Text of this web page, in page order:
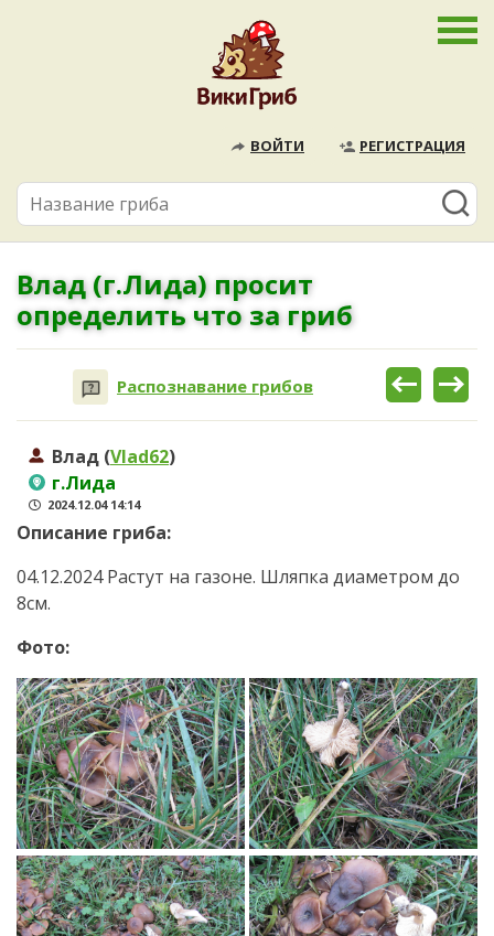
ВОЙТИ РЕГИСТРАЦИЯ
Влад (г.Лида) просит
определить что за гриб
Распознавание грибов
Влад (Vlad62)
г.Лида
2024.12.04 14:14
Описание гриба:
04.12.2024 Растут на газоне. Шляпка диаметром до
8см.
Фото: